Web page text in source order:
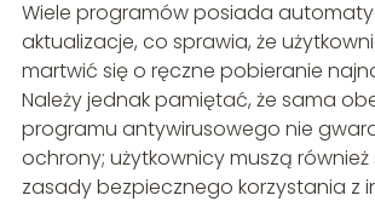
Wiele programów posiada
aktualizacje, co sprawia, że
martwić się o ręczne pobieranie
Należy jednak pamiętać, że sama
programu antywirusowego nie
ochrony; użytkownicy muszą
zasady bezpiecznego korzystania z